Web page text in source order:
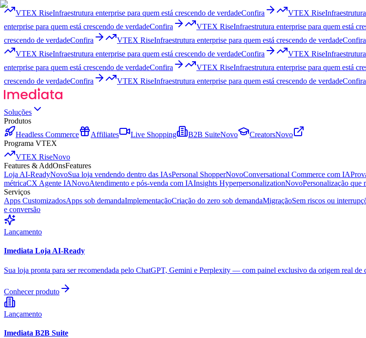
VTEX RiseInfraestrutura enterprise para quem está crescendo de verdadeConfira VTEX Rise
enterprise para quem está crescendo de verdadeConfira VTEX RiseInfraestrutura enterprise para quem está
crescendo de verdadeConfira VTEX RiseInfraestrutura enterprise para quem está crescendo de verdadeConfira
VTEX RiseInfraestrutura enterprise para quem está crescendo de verdadeConfira VTEX Rise
enterprise para quem está crescendo de verdadeConfira VTEX RiseInfraestrutura enterprise para quem está
crescendo de verdadeConfira VTEX RiseInfraestrutura enterprise para quem está crescendo de verdadeConfira
Soluções
Produtos
Headless Commerce
Affiliates Live Shopping B2B SuiteNovo CreatorsNovo
Programa VTEX
VTEX RiseNovo
Features & AddOnsFeatures
Loja AI-ReadyNovoSua loja vendendo dentro das IAsPersonal ShopperNovoConversational Commerce com IA
métricaCX Agente IANovoAtendimento e pós-venda com IAInsights HyperpersonalizationNovoPersonalização que
Serviços
Apps CustomizadosApps sob demandaImplementaçãoCriação do zero sob demandaMigraçãoSem riscos ou
e conversão
Lançamento
Imediata Loja AI-Ready
Sua loja pronta para ser recomendada pelo ChatGPT, Gemini e Perplexity — com painel exclusivo da origem real de
Conhecer produto
Lançamento
Imediata B2B Suite